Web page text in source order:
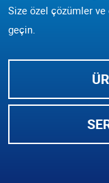
Size özel çözümler
geçin.